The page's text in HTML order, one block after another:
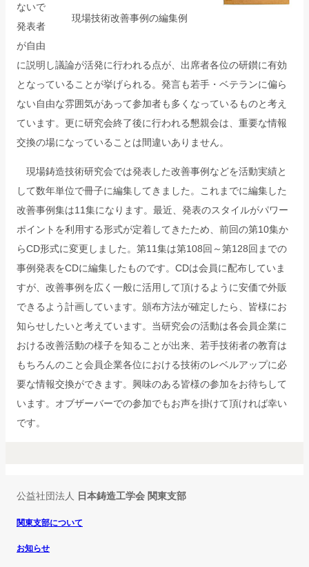
現場技術改善事例の編集例
ないで
発表者
が自由
に説明し議論が活発に行われる点が、出席者各位の研鑚に有効
となっていることが挙げられる。発言も若手・ベテランに偏ら
ない自由な雰囲気があって参加者も多くなっているものと考え
ています。更に研究会終了後に行われる懇親会は、重要な情報
交換の場になっていることは間違いありません。
現場鋳造技術研究会では発表した改善事例などを活動実績と
して数年単位で冊子に編集してきました。これまでに編集した
改善事例集は11集になります。最近、発表のスタイルがパワー
ポイントを利用する形式が定着してきたため、前回の第10集か
らCD形式に変更しました。第11集は第108回～第128回までの
事例発表をCDに編集したものです。CDは会員に配布していま
すが、改善事例を広く一般に活用して頂けるように安価で外販
できるよう計画しています。頒布方法が確定したら、皆様にお
知らせしたいと考えています。当研究会の活動は各会員企業に
おける改善活動の様子を知ることが出来、若手技術者の教育は
もちろんのこと会員企業各位における技術のレベルアップに必
要な情報交換ができます。興味のある皆様の参加をお待ちして
います。オブザーバーでの参加でもお声を掛けて頂ければ幸い
です。
公益社団法人 日本鋳造工学会 関東支部
関東支部について
お知らせ